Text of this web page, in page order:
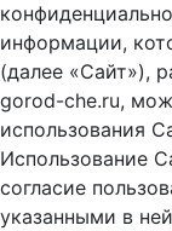
информации,
(далее «Сайт»),
gorod-che.ru,
использования
Использование
согласие
указанными в